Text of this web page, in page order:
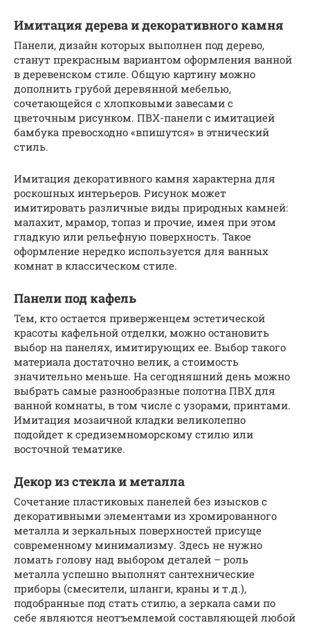
Имитация дерева и декоративного камня
Панели, дизайн которых выполнен под дерево,
станут прекрасным вариантом оформления ванной
в деревенском стиле. Общую картину можно
дополнить грубой деревянной мебелью,
сочетающейся с хлопковыми завесами с
цветочным рисунком. ПВХ-панели с имитацией
бамбука превосходно «впишутся» в этнический
стиль.
Имитация декоративного камня характерна для
роскошных интерьеров. Рисунок может
имитировать различные виды природных камней:
малахит, мрамор, топаз и прочие, имея при этом
гладкую или рельефную поверхность. Такое
оформление нередко используется для ванных
комнат в классическом стиле.
Панели под кафель
Тем, кто остается приверженцем эстетической
красоты кафельной отделки, можно остановить
выбор на панелях, имитирующих ее. Выбор такого
материала достаточно велик, а стоимость
значительно меньше. На сегодняшний день можно
выбрать самые разнообразные полотна ПВХ для
ванной комнаты, в том числе с узорами, принтами.
Имитация мозаичной кладки великолепно
подойдет к средиземноморскому стилю или
восточной тематике.
Декор из стекла и металла
Сочетание пластиковых панелей без изысков с
декоративными элементами из хромированного
металла и зеркальных поверхностей присуще
современному минимализму. Здесь не нужно
ломать голову над выбором деталей – роль
металла успешно выполнят сантехнические
приборы (смесители, шланги, краны и т.д.),
подобранные под стать стилю, а зеркала сами по
себе являются неотъемлемой составляющей любой